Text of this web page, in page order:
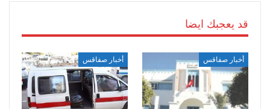
قد يعجبك ايضا
أخبار صفاقس أخبار صفاقس